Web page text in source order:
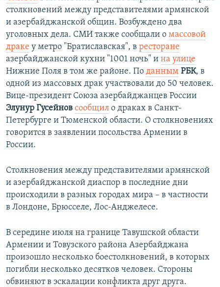
столкновений между представителями армянской
и азербайджанской общин. Возбуждено два
уголовных дела. СМИ также сообщали о массовой
драке у метро "Братиславская", в ресторане
азербайджанской кухни "1001 ночь" и на улице
Нижние Поля в том же районе. По данным РБК, в
одной из массовых драк участвовали до 50 человек.
Вице-президент Союза азербайджанцев России
Элунур Гусейнов сообщил о драках в Санкт-
Петербурге и Тюменской области. О столкновениях
говорится в заявлении посольства Армении в
России.
Столкновения между представителями армянской
и азербайджанской диаспор в последние дни
происходили в разных городах мира – в частности
в Лондоне, Брюсселе, Лос-Анджелесе.
В середине июля на границе Тавушской области
Армении и Товузского района Азербайджана
произошло несколько боестолкновений, в которых
погибли несколько десятков человек. Стороны
обвиняют в эскалации конфликта друг друга.